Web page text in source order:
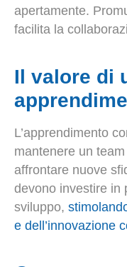
apertamente.
facilita la
Il valore di
L’apprendimento
mantenere un
affrontare nuove
devono investire in
sviluppo,
e dell’innovazione